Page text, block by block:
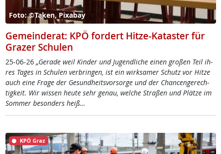
Foto: ©Taken, Pixabay
Gemeinderat: KPÖ fordert Hitze-Kataster für
Grazer Schulen
25-06-26 „Ge­ra­de weil Kin­der und Ju­gend­li­che ei­nen gro­ßen Teil ih­
res Ta­ges in Schu­len ver­brin­gen, ist ein wirk­sa­mer Schutz vor Hit­ze
auch ei­ne Fra­ge der Ge­sund­heits­vor­sor­ge und der Chan­cen­ge­rech­
tig­keit. Wir wis­sen heu­te sehr ge­nau, wel­che Stra­ßen und Plät­ze im
Som­mer be­son­ders heiß…
KPÖ Graz